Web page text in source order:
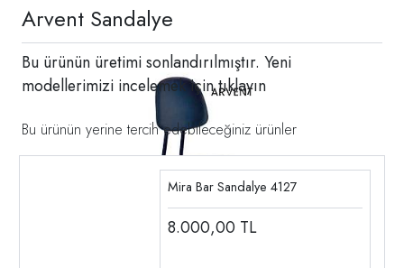
Arvent Sandalye
Bu ürünün üretimi sonlandırılmıştır. Yeni
modellerimizi incelemek içintıklayın
Bu ürünün yerine tercih edebileceğiniz ürünler
Mira Bar Sandalye 4127
8.000,00 TL